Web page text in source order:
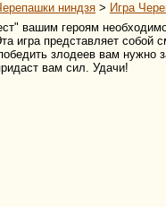
ниндзя > Игра
вашим героям
игра представляет собой
злодеев вам нужно
вам сил. Удачи!